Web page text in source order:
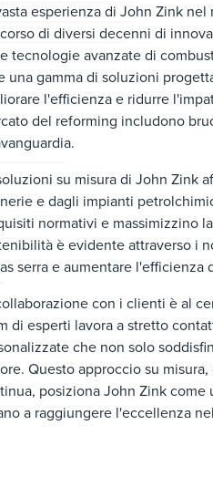
esperienza di John Zink
di diversi decenni di
tecnologie avanzate di
una gamma di soluzioni
l'efficienza e ridurre
del reforming includono
su misura di John Zink
e dagli impianti
normativi e massimizzino
è evidente attraverso i
serra e aumentare l'efficienza
con i clienti è al
di esperti lavora a stretto
che non solo
Questo approccio su
posiziona John Zink
a raggiungere l'eccellenza